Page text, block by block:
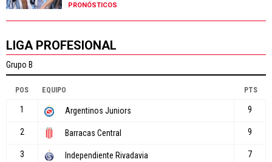
PRONÓSTICOS
LIGA PROFESIONAL